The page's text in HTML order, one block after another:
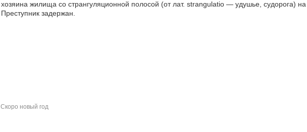
хозяина жилища со странгуляционной полосой (от лат. strangulatio — удушье, судорога)
Преступник задержан.
Скоро новый год